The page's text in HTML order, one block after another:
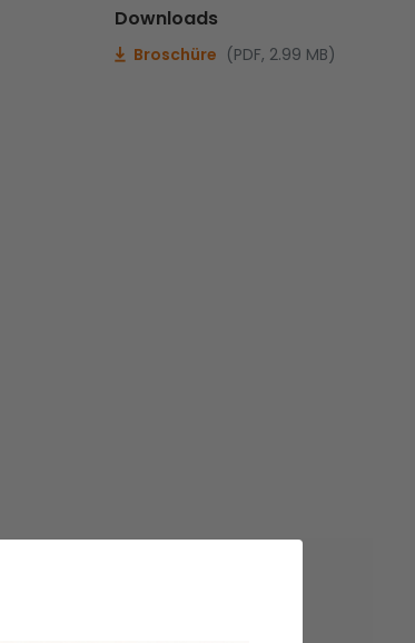
Downloads
Broschüre (PDF, 2.99 MB)